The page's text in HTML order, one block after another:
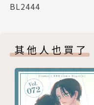
BL2444
其他人也買了